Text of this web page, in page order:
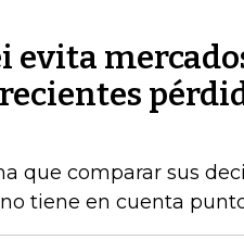
evita
que comparar sus
tiene en cuenta